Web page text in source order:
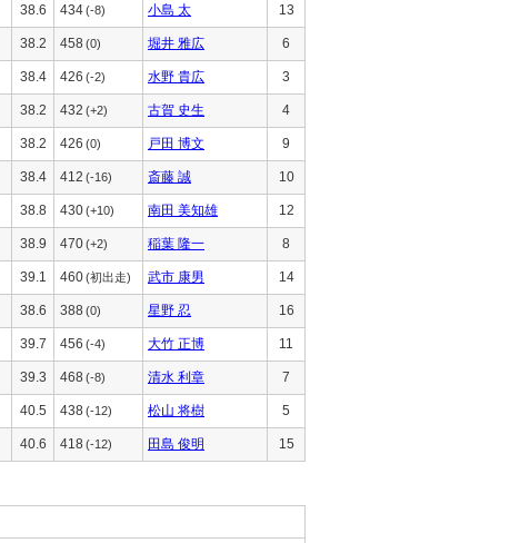
38.6 434(-8) 小島 太 13
38.2 458 (0) 堀井 雅広 6
38.4 426 (-2) 水野 貴広 3
38.2 432 (+2) 古賀 史生 4
38.2 426 (0) 戸田 博文 9
38.4 412 (-16) 斎藤 誠 10
38.8 430(+10) 南田 美知雄 12
38.9 470(+2) 稲葉 隆一 8
39.1 460(初出走) 武市 康男 14
38.6 388 (0) 星野 忍 16
39.7 456 (-4) 大竹 正博 11
39.3 468 (-8) 清水 利章 7
40.5 438(-12) 松山 将樹 5
40.6 418 (-12) 田島 俊明 15